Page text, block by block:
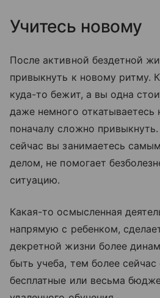
Учитесь новому
После активной бездетной
привыкнуть к новому ритму.
куда-то бежит, а вы одна
даже немного откатываетесь
поначалу сложно
сейчас вы занимаетесь
делом, не помогает
ситуацию.
Какая-то осмысленная
напрямую с ребенком,
декретной жизни более
быть учеба, тем более
бесплатные или весьма